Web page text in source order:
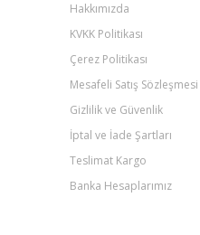
Gönder
Hakkımızda
KVKK Politikası
Çerez Politikası
Mesafeli Satış Sözleşmesi
Gizlilik ve Güvenlik
İptal ve İade Şartları
Teslimat Kargo
Banka Hesaplarımız